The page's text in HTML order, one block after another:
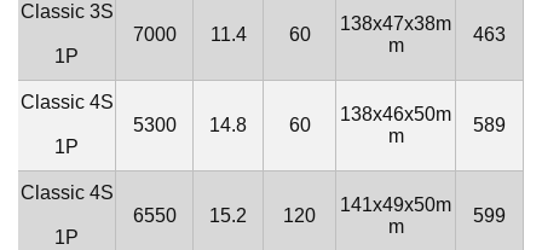
Classic 3S
1P
7000 11.4 60
138x47x38m
m
463
Classic 4S
1P
5300 14.8 60
138x46x50m
m
589
Classic 4S
1P
6550 15.2 120
141x49x50m
m
599